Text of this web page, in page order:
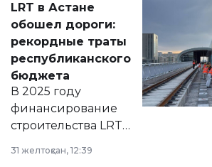
документ
появился в базе
нормативных
правовых актов и
на сайте маслихат
города.
LRT в Астане
обошел дороги:
рекордные траты
республиканского
бюджета
В 2025 году
финансирование
строительства LRT
республиканского
31 желтоқсан, 12:39